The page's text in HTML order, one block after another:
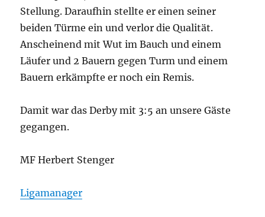
Stellung. Daraufhin stellte er einen seiner
beiden Türme ein und verlor die Qualität.
Anscheinend mit Wut im Bauch und einem
Läufer und 2 Bauern gegen Turm und einem
Bauern erkämpfte er noch ein Remis.
Damit war das Derby mit 3:5 an unsere Gäste
gegangen.
MF Herbert Stenger
Ligamanager